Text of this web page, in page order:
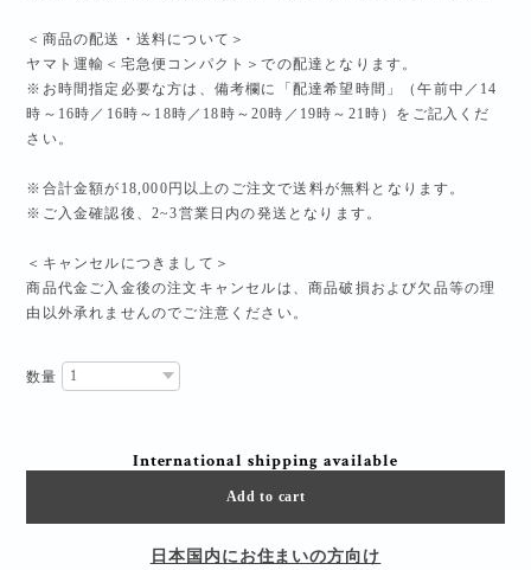
＜商品の配送・送料について＞
ヤマト運輸＜宅急便コンパクト＞での配達となります。
※お時間指定必要な方は、備考欄に「配達希望時間」（午前中／14
時～16時／16時～18時／18時～20時／19時～21時）をご記入くだ
さい。
※合計金額が18,000円以上のご注文で送料が無料となります。
※ご入金確認後、2~3営業日内の発送となります。
＜キャンセルにつきまして＞
商品代金ご入金後の注文キャンセルは、商品破損および欠品等の理
由以外承れませんのでご注意ください。
数量
International shipping available
Add to cart
日本国内にお住まいの方向け